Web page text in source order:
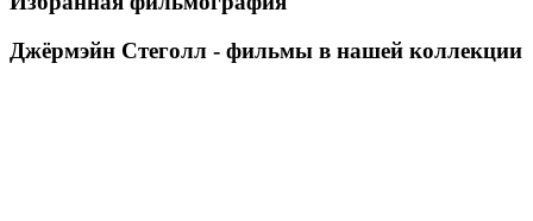
Джёрмэйн Стеголл - фильмы в нашей коллекции